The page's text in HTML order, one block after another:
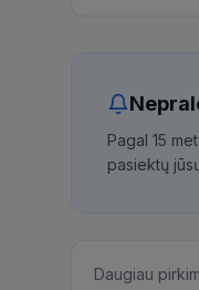
Pagal 15
pasiektų
Daugiau